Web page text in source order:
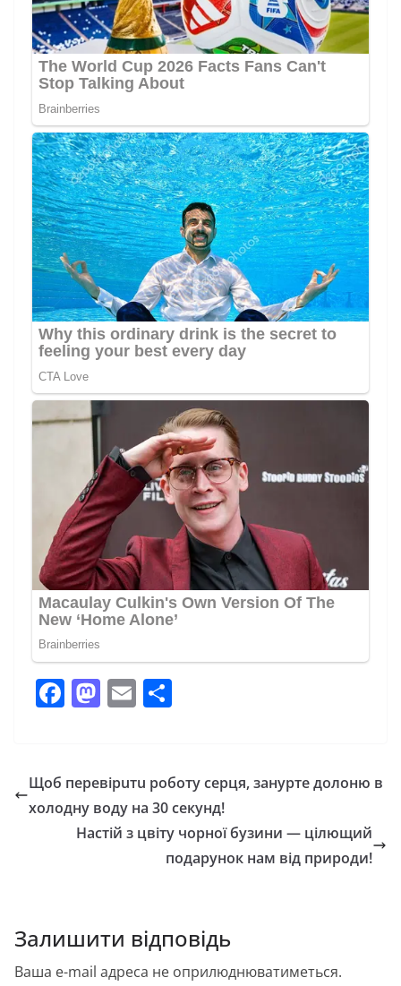
F
e
b
o
M
o
d
o
E
l л
и
т
и
Щоб перевірuтu роботу серця, занурте долоню в
холодну воду на 30 секунд!
Настій з цвіту чорної бузини — цілющий
подарунок нам від природи!
Залишити відповідь
Ваша e-mail адреса не оприлюднюватиметься.